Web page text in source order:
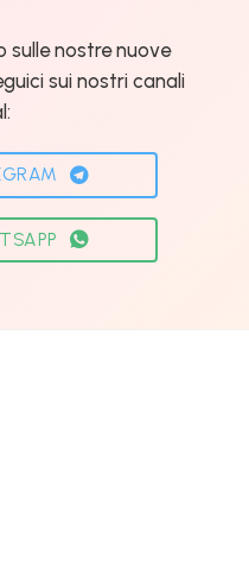
sulle nostre nuove
sui nostri canali